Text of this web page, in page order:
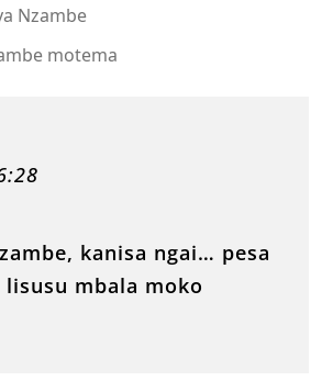
Nzambe
motema
kanisa ngai… pesa
lisusu mbala moko